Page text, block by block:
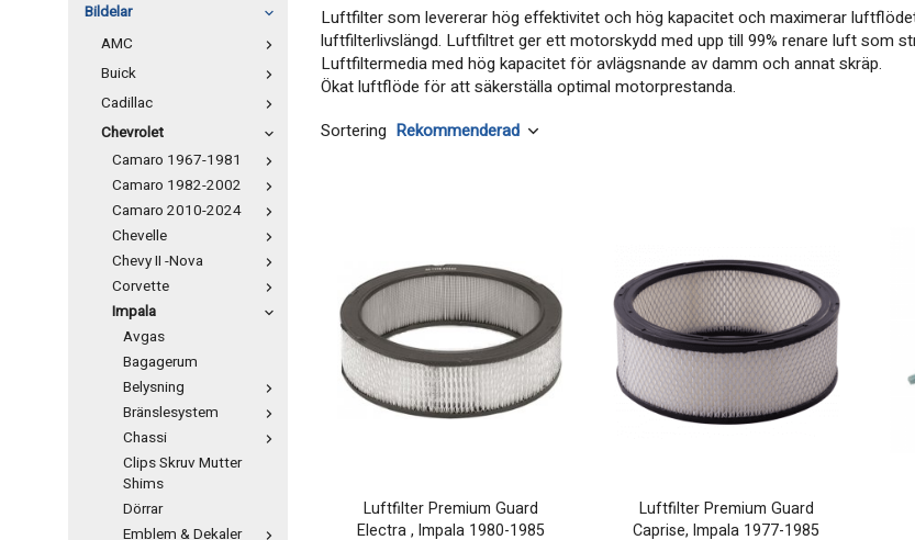
Bildelar
AMC
Buick
Cadillac
Chevrolet
Camaro 1967-1981
Camaro 1982-2002
Camaro 2010-2024
Chevelle
Chevy II -Nova
Corvette
Impala
Avgas
Bagagerum
Belysning
Bränslesystem
Chassi
Clips Skruv Mutter
Shims
Dörrar
Emblem & Dekaler
Luftfilter som levererar hög effektivitet och hög kapacitet och maximerar
luftfilterlivslängd. Luftfiltret ger ett motorskydd med upp till 99% renare luft som
Luftfiltermedia med hög kapacitet för avlägsnande av damm och annat skräp.
​​​​​​​​​​​​​​​​​​​​​​​​​​​​Ökat luftflöde för att säkerställa optimal motorprestanda.
Sortering
Luftfilter Premium Guard
Electra , Impala 1980-1985
Luftfilter Premium Guard
Caprise, Impala 1977-1985